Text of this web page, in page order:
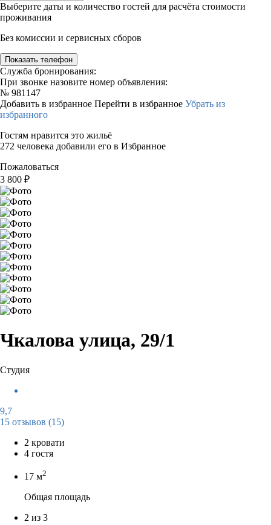
Выберите даты и количество гостей для расчёта стоимости
проживания
Без комиссии и сервисных сборов
Показать телефон
Служба бронирования:
При звонке назовите номер объявления:
№ 981147
Добавить в избранное Перейти в избранное Убрать из
избранного
Гостям нравится это жильё
272 человека добавили его в Избранное
Пожаловаться
3 800 ₽
Чкалова улица, 29/1
Студия
9,7
15 отзывов (15)
2 кровати
4 гостя
17 м2
Общая площадь
2 из 3